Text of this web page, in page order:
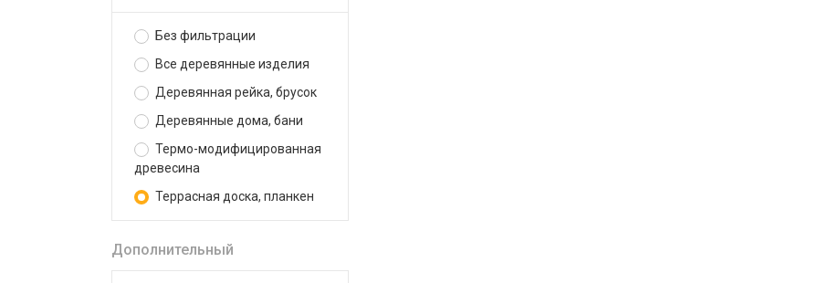
Без фильтрации
Все деревянные изделия
Деревянная рейка, брусок
Деревянные дома, бани
Термо-модифицированная
древесина
Террасная доска, планкен
Дополнительный